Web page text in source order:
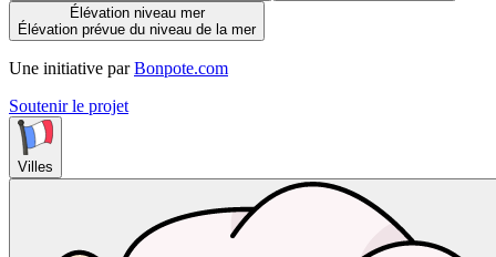
Élévation niveau mer
Élévation prévue du niveau de la mer
Une initiative par Bonpote.com
Soutenir le projet
Villes